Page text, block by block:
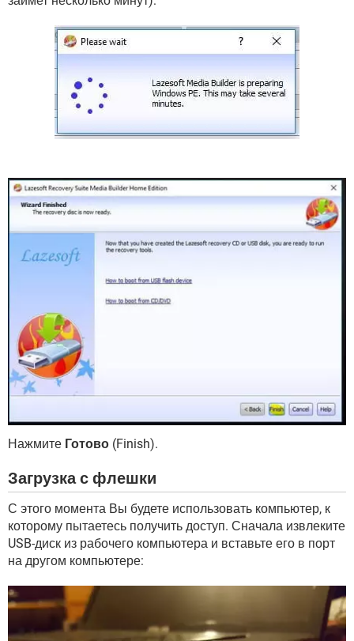
Нажмите Готово (Finish).
Загрузка с флешки
С этого момента Вы будете использовать компьютер, к
которому пытаетесь получить доступ. Сначала извлеките
USB-диск из рабочего компьютера и вставьте его в порт
на другом компьютере: